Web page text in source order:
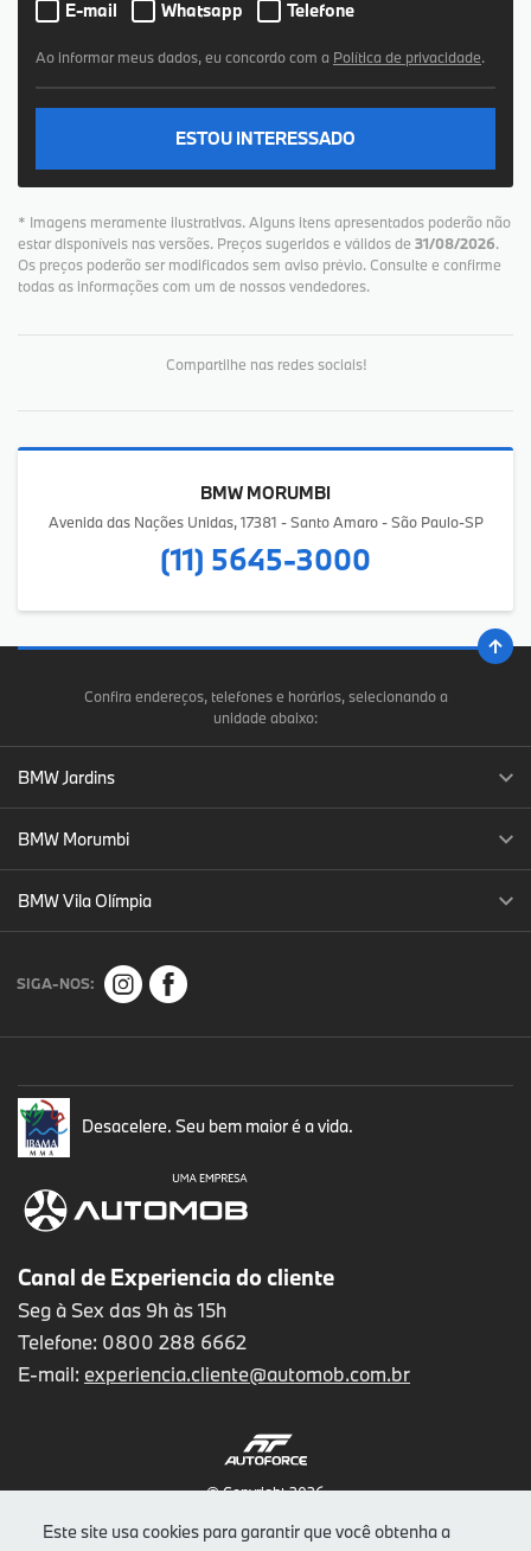
Este site usa cookies para garantir que você obtenha a
E-mail
Whatsapp Telefone
Ao informar meus dados, eu concordo com a Política de privacidade.
ESTOU INTERESSADO
* Imagens meramente ilustrativas. Alguns itens apresentados poderão não
estar disponíveis nas versões. Preços sugeridos e válidos de 31/08/2026.
Os preços poderão ser modificados sem aviso prévio. Consulte e confirme
todas as informações com um de nossos vendedores.
Compartilhe nas redes sociais!
BMW MORUMBI
Avenida das Nações Unidas, 17381 - Santo Amaro - São Paulo-SP
(11) 5645-3000
Confira endereços, telefones e horários, selecionando a
unidade abaixo:
BMW Jardins
BMW Morumbi
BMW Vila Olímpia
SIGA-NOS:
Desacelere. Seu bem maior é a vida.
Canal de Experiencia do cliente
Seg à Sex das 9h às 15h
Telefone: 0800 288 6662
E-mail: experiencia.cliente@automob.com.br
© Copyright 2026
Como a Autostar trata os Dados Pessoais (LGPD).